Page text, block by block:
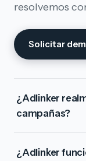
resolvemos
Solicitar
¿Adlinker
campañas?
¿Adlinker